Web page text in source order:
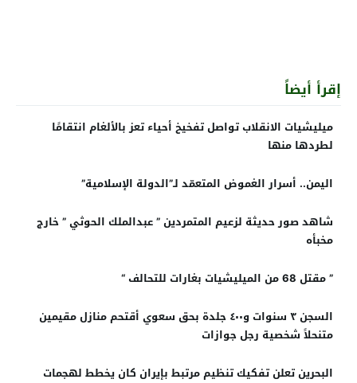
إقرأ أيضاً
ميليشيات الانقلاب تواصل تفخيخ أحياء تعز بالألغام انتقامًا
لطردها منها
اليمن.. أسرار الغموض المتعمّد لـ”الدولة الإسلامية”
شاهد صور حديثة لزعيم المتمردين ” عبدالملك الحوثي ” خارج
مخبأه
” مقتل 68 من الميليشيات بغارات للتحالف “
السجن ٣ سنوات و٤٠٠ جلدة بحق سعوي أقتحم منازل مقيمين
متنحلاً شخصية رجل جوازات
البحرين تعلن تفكيك تنظيم مرتبط بإيران كان يخطط لهجمات